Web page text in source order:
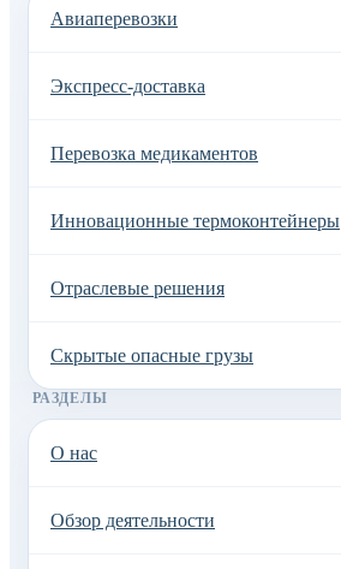
РАЗДЕЛЫ
О нас
Обзор деятельности
Авиаперевозки
Экспресс-доставка
Перевозка медикаментов
Инновационные термоконтейнеры
Отраслевые решения
Скрытые опасные грузы